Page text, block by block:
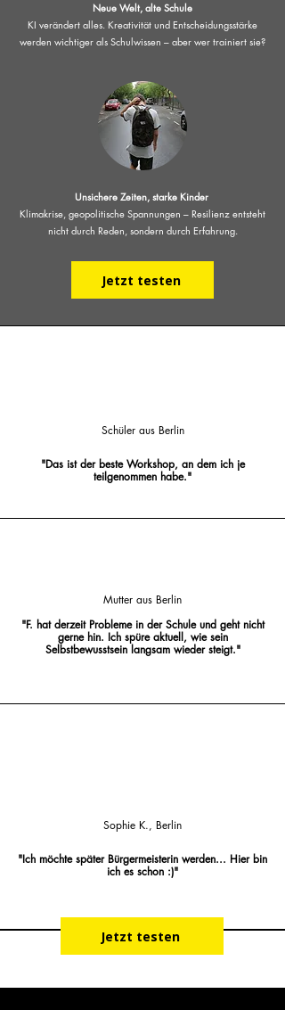
Neue Welt, alte Schule
KI verändert alles. Kreativität und Entscheidungsstärke
werden wichtiger als Schulwissen – aber wer trainiert sie?
Unsichere Zeiten, starke Kinder
Klimakrise, geopolitische Spannungen – Resilienz entsteht
nicht durch Reden, sondern durch Erfahrung.
Jetzt testen
Schüler aus Berlin
"Das ist der beste Workshop, an dem ich je
teilgenommen habe."
Mutter aus Berlin
"F. hat derzeit Probleme in der Schule und geht nicht
gerne hin. Ich spüre aktuell, wie sein
Selbstbewusstsein langsam wieder steigt."
Sophie K., Berlin
"Ich möchte später Bürgermeisterin werden... Hier bin
ich es schon :)"
Jetzt testen